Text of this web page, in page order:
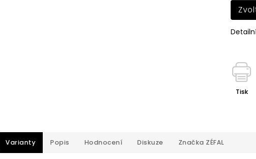
Tisk
Varianty Popis Hodnocení Diskuze Značka ZÉFAL